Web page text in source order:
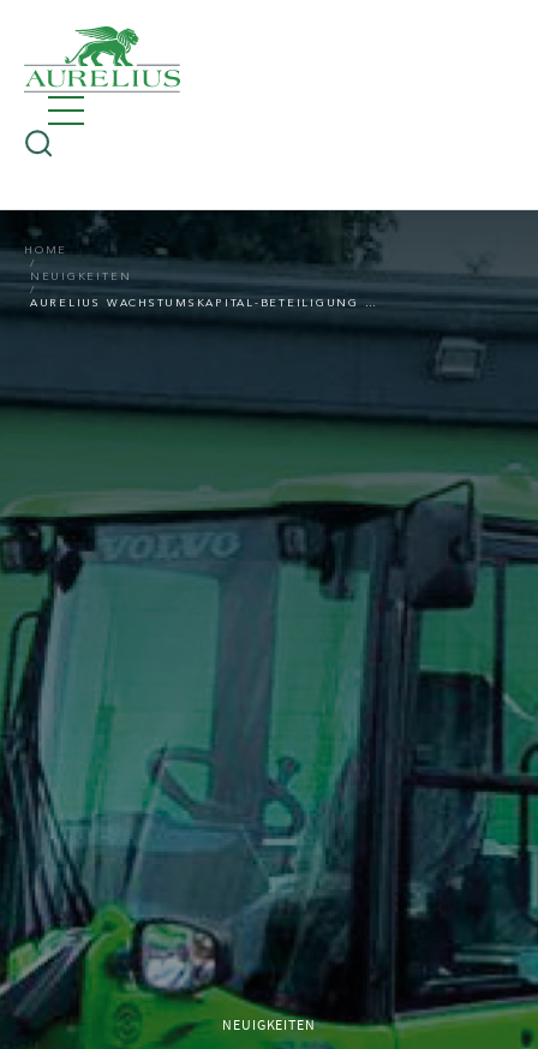
HOME
NEUIGKEITEN
AURELIUS WACHSTUMSKAPITAL-BETEILIGUNG RINGBECK ERWIRBT DIE ROEHSE & FISCHER GMBH & CO. KG
NEUIGKEITEN